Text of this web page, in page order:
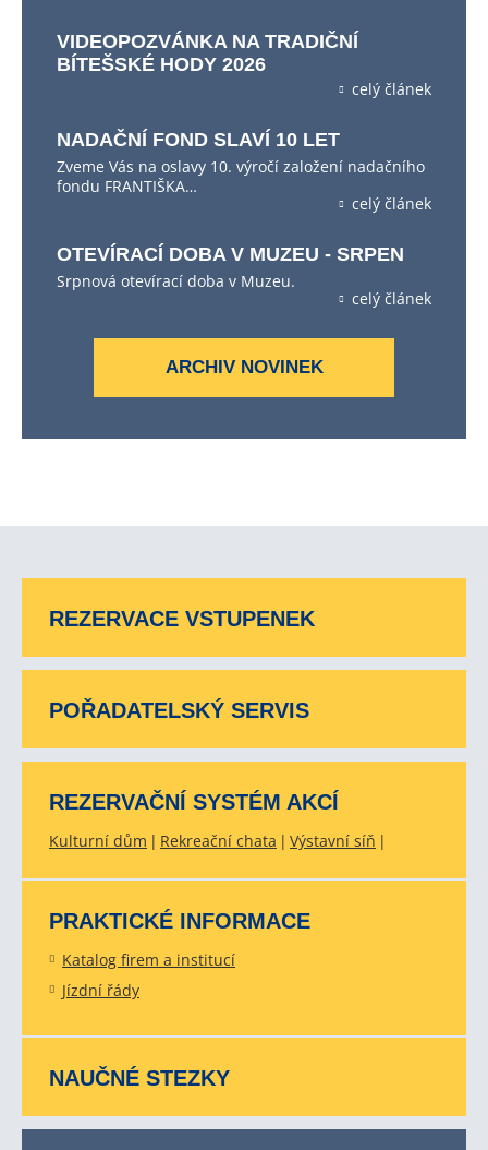
VIDEOPOZVÁNKA NA TRADIČNÍ
BÍTEŠSKÉ HODY 2026
celý článek
NADAČNÍ FOND SLAVÍ 10 LET
Zveme Vás na oslavy 10. výročí založení nadačního
fondu FRANTIŠKA…
celý článek
OTEVÍRACÍ DOBA V MUZEU - SRPEN
Srpnová otevírací doba v Muzeu.
celý článek
ARCHIV NOVINEK
REZERVACE VSTUPENEK
POŘADATELSKÝ SERVIS
REZERVAČNÍ SYSTÉM AKCÍ
Kulturní dům Rekreační chata Výstavní síň
PRAKTICKÉ INFORMACE
Katalog firem a institucí
Jízdní řády
NAUČNÉ STEZKY